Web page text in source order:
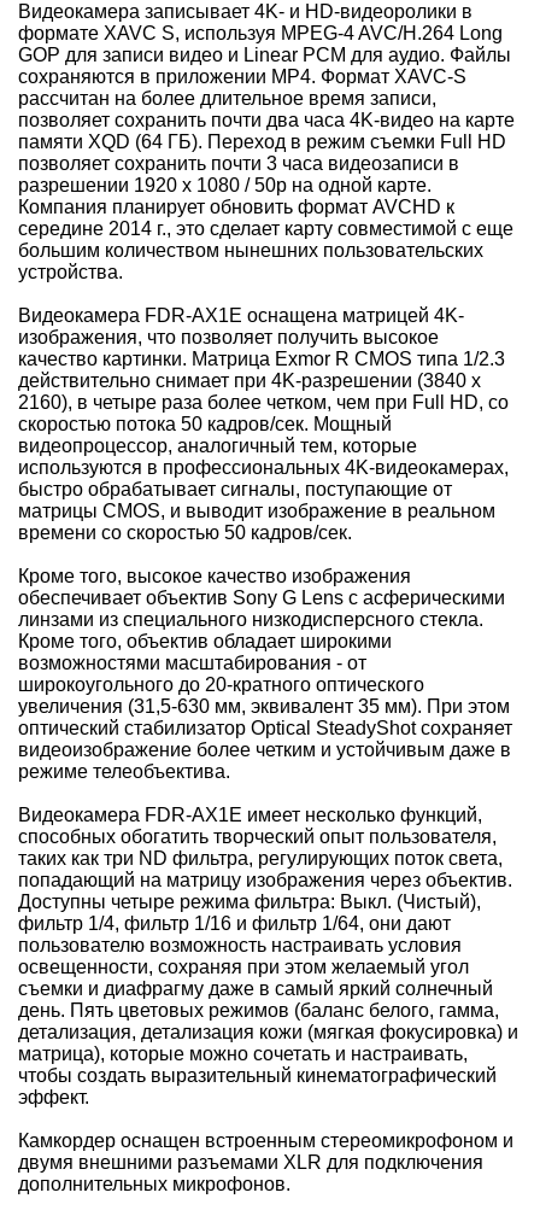
Видеокамера записывает 4K- и HD-видеоролики в
формате XAVC S, используя MPEG-4 AVC/H.264 Long
GOP для записи видео и Linear PCM для аудио. Файлы
сохраняются в приложении MP4. Формат XAVC-S
рассчитан на более длительное время записи,
позволяет сохранить почти два часа 4K-видео на карте
памяти XQD (64 ГБ). Переход в режим съемки Full HD
позволяет сохранить почти 3 часа видеозаписи в
разрешении 1920 x 1080 / 50p на одной карте.
Компания планирует обновить формат AVCHD к
середине 2014 г., это сделает карту совместимой с еще
большим количеством нынешних пользовательских
устройства.
Видеокамера FDR-AX1E оснащена матрицей 4K-
изображения, что позволяет получить высокое
качество картинки. Матрица Exmor R CMOS типа 1/2.3
действительно снимает при 4K-разрешении (3840 x
2160), в четыре раза более четком, чем при Full HD, со
скоростью потока 50 кадров/сек. Мощный
видеопроцессор, аналогичный тем, которые
используются в профессиональных 4K-видеокамерах,
быстро обрабатывает сигналы, поступающие от
матрицы CMOS, и выводит изображение в реальном
времени со скоростью 50 кадров/сек.
Кроме того, высокое качество изображения
обеспечивает объектив Sony G Lens с асферическими
линзами из специального низкодисперсного стекла.
Кроме того, объектив обладает широкими
возможностями масштабирования - от
широкоугольного до 20-кратного оптического
увеличения (31,5-630 мм, эквивалент 35 мм). При этом
оптический стабилизатор Optical SteadyShot сохраняет
видеоизображение более четким и устойчивым даже в
режиме телеобъектива.
Видеокамера FDR-AX1E имеет несколько функций,
способных обогатить творческий опыт пользователя,
таких как три ND фильтра, регулирующих поток света,
попадающий на матрицу изображения через объектив.
Доступны четыре режима фильтра: Выкл. (Чистый),
фильтр 1/4, фильтр 1/16 и фильтр 1/64, они дают
пользователю возможность настраивать условия
освещенности, сохраняя при этом желаемый угол
съемки и диафрагму даже в самый яркий солнечный
день. Пять цветовых режимов (баланс белого, гамма,
детализация, детализация кожи (мягкая фокусировка) и
матрица), которые можно сочетать и настраивать,
чтобы создать выразительный кинематографический
эффект.
Камкордер оснащен встроенным стереомикрофоном и
двумя внешними разъемами XLR для подключения
дополнительных микрофонов.